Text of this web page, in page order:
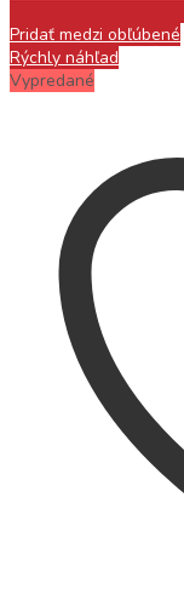
Pridať medzi obľúbené
Rýchly náhľad
Vypredané